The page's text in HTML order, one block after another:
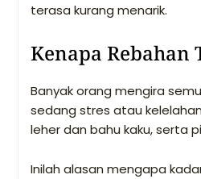
terasa kurang menarik.
Kenapa Rebahan
Banyak orang mengira
sedang stres atau
leher dan bahu kaku, serta
Inilah alasan mengapa